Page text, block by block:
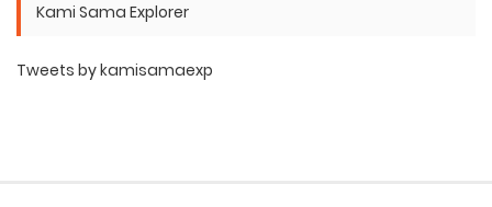
Kami Sama Explorer
Tweets by kamisamaexp